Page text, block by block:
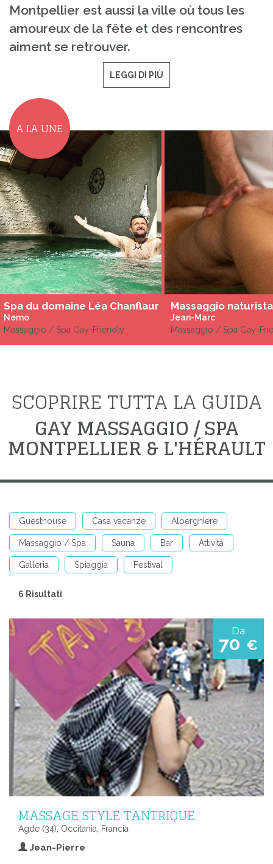
Montpellier est aussi la ville où tous les
amoureux de la fête et des rencontres
aiment se retrouver.
LEGGI DI PIÙ
A LA UNE
Spa du domaine Léa Chanflaur
Nemo
Massaggio / Spa Gay-Friendly
Massaggio naturista
Jean-Marc
Massaggio / Spa Gay-
SCOPRIRE TUTTA LA GUIDA
GAY MASSAGGIO / SPA
MONTPELLIER & L'HÉRAULT
Guesthouse Casa vacanze Alberghiere
Massaggio / Spa Sauna Bar Attività
Galleria Spiaggia Festival
6 Risultati
Da
70 €
MASSAGE STYLE TANTRIQUE
Agde (34), Occitania, Francia
Jean-Pierre